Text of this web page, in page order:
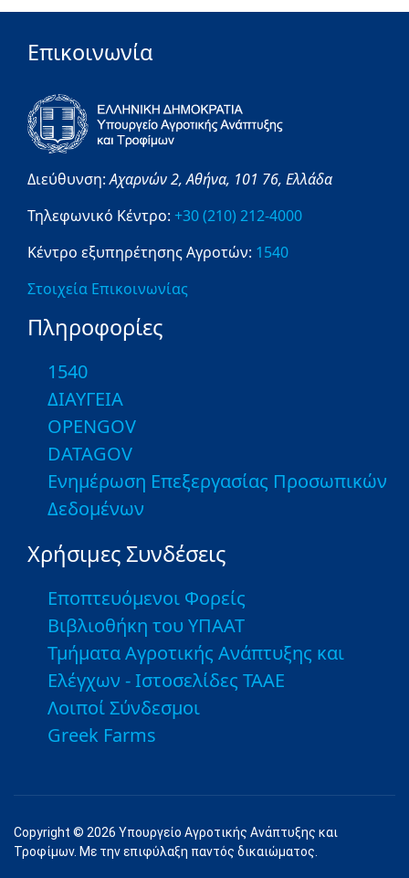
Επικοινωνία
Διεύθυνση:Αχαρνών 2,Αθήνα, 101 76, Ελλάδα
Τηλεφωνικό Κέντρο: +30 (210) 212-4000
Κέντρο εξυπηρέτησης Αγροτών: 1540
Στοιχεία Επικοινωνίας
Πληροφορίες
1540
ΔΙΑΥΓΕΙΑ
OPENGOV
DATAGOV
Ενημέρωση Επεξεργασίας Προσωπικών
Δεδομένων
Χρήσιμες Συνδέσεις
Εποπτευόμενοι Φορείς
Βιβλιοθήκη του ΥΠΑΑΤ
Τμήματα Αγροτικής Ανάπτυξης και
Ελέγχων - Ιστοσελίδες ΤΑΑΕ
Λοιποί Σύνδεσμοι
Greek Farms
Copyright © 2026 Υπουργείο Αγροτικής Ανάπτυξης και
Τροφίμων. Με την επιφύλαξη παντός δικαιώματος.